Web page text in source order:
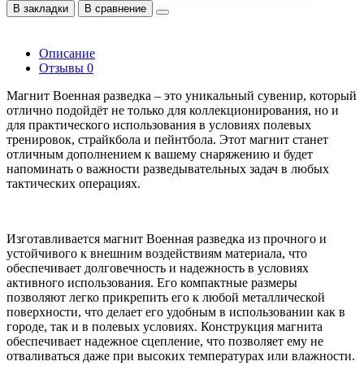
В закладки
В сравнение
Описание
Отзывы 0
Магнит Военная разведка – это уникальный сувенир, который
отлично подойдёт не только для коллекционирования, но и
для практического использования в условиях полевых
тренировок, страйкбола и пейнтбола. Этот магнит станет
отличным дополнением к вашему снаряжению и будет
напоминать о важности разведывательных задач в любых
тактических операциях.
Изготавливается магнит Военная разведка из прочного и
устойчивого к внешним воздействиям материала, что
обеспечивает долговечность и надежность в условиях
активного использования. Его компактные размеры
позволяют легко прикрепить его к любой металлической
поверхности, что делает его удобным в использовании как в
городе, так и в полевых условиях. Конструкция магнита
обеспечивает надежное сцепление, что позволяет ему не
отваливаться даже при высоких температурах или влажности.